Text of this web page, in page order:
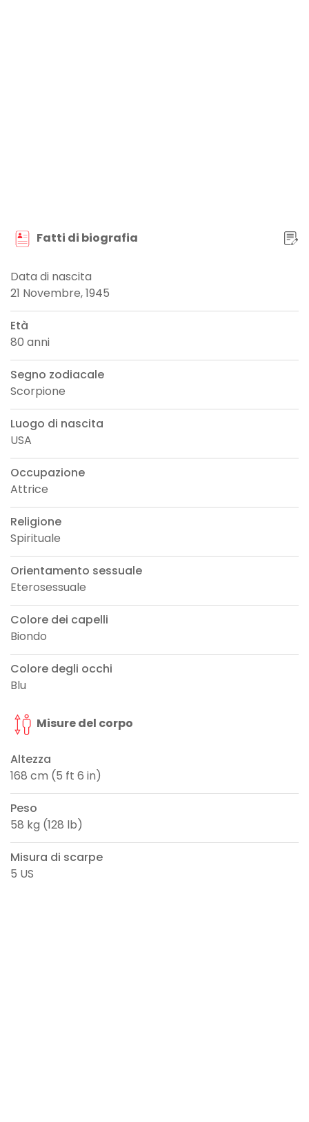
Fatti di biografia
Data di nascita
21 Novembre, 1945
Età
80 anni
Segno zodiacale
Scorpione
Luogo di nascita
USA
Occupazione
Attrice
Religione
Spirituale
Orientamento sessuale
Eterosessuale
Colore dei capelli
Biondo
Colore degli occhi
Blu
Misure del corpo
Altezza
168 cm (5 ft 6 in)
Peso
58 kg (128 lb)
Misura di scarpe
5 US